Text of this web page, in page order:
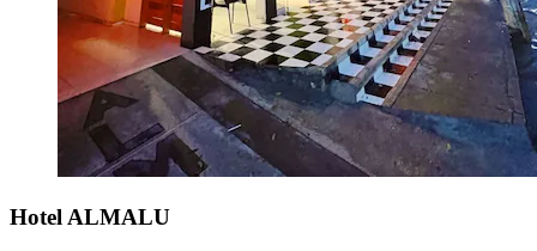
Hotel ALMALU